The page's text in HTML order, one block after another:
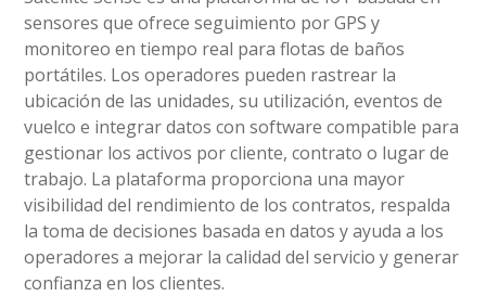
sensores que ofrece seguimiento por GPS y
monitoreo en tiempo real para flotas de baños
portátiles. Los operadores pueden rastrear la
ubicación de las unidades, su utilización, eventos de
vuelco e integrar datos con software compatible para
gestionar los activos por cliente, contrato o lugar de
trabajo. La plataforma proporciona una mayor
visibilidad del rendimiento de los contratos, respalda
la toma de decisiones basada en datos y ayuda a los
operadores a mejorar la calidad del servicio y generar
confianza en los clientes.